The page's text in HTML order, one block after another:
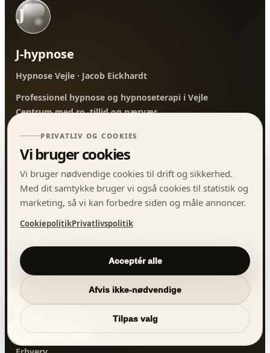
+45 30502503
J
J-hypnose
Hypnose Vejle · Jacob Eickhardt
Professionel hypnose og hypnoseterapi i Vejle
Centrum med ro, tillid og nærvær.
KONTAKT
+45 30502503
jacob@j-hypnose.dk
Ørstedsgade 22B 3.th, DK-7100 Vejle
GENVEJE
Behandlinger
Priser
Online hypnose
Om J-hypnose
PRIVATLIV OG COOKIES
Vi bruger cookies
Vi bruger nødvendige cookies til drift og sikkerhed.
Med dit samtykke bruger vi også cookies til statistik og
marketing, så vi kan forbedre siden og måle annoncer.
CookiepolitikPrivatlivspolitik
Acceptér alle
Afvis ikke-nødvendige
Tilpas valg